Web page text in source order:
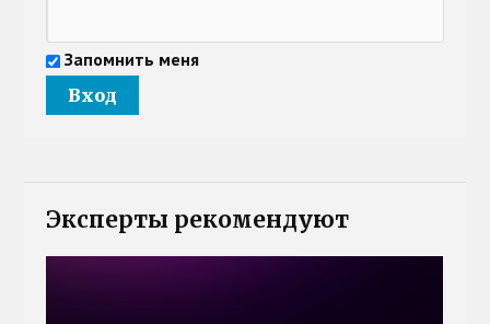
Запомнить меня
Эксперты рекомендуют